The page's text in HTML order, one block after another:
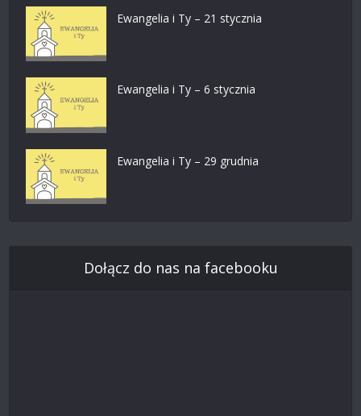
Ewangelia i Ty – 21 stycznia
Ewangelia i Ty – 6 stycznia
Ewangelia i Ty – 29 grudnia
Dołącz do nas na facebooku